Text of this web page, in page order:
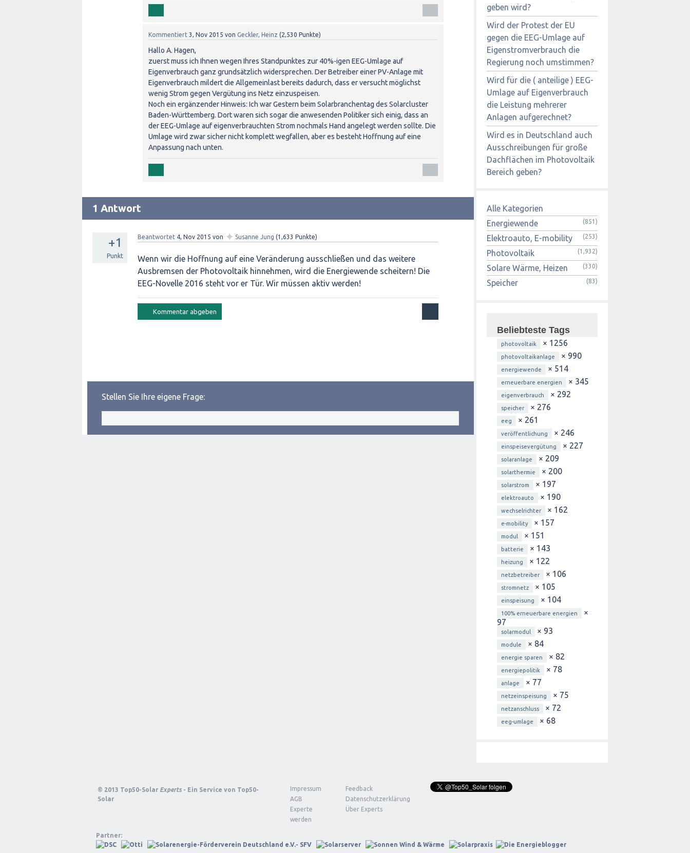
Kommentiert 3, Nov 2015 von Geckler, Heinz (2,530 Punkte)
Hallo A. Hagen,
zuerst muss ich Ihnen wegen Ihres Standpunktes zur 40%-igen EEG-Umlage auf
Eigenverbrauch ganz grundsätzlich widersprechen. Der Betreiber einer PV-Anlage mit
Eigenverbrauch mildert die Allgemeinlast bereits dadurch, dass er versucht möglichst
wenig Strom gegen Vergütung ins Netz einzuspeisen.
Noch ein ergänzender Hinweis: Ich war Gestern beim Solarbranchentag des Solarcluster
Baden-Württemberg. Dort waren sich sogar die anwesenden Politiker sich einig, dass an
der EEG-Umlage auf eigenverbrauchten Strom nochmals Hand angelegt werden sollte. Die
Umlage wird zwar sicher nicht komplett wegfallen, aber es besteht Hoffnung auf eine
Anpassung nach unten.
1 Antwort
+1
Punkt
Beantwortet 4, Nov 2015 von ✦ Susanne Jung (1,633 Punkte)
Wenn wir die Hoffnung auf eine Veränderung ausschließen und das weitere
Ausbremsen der Photovoltaik hinnehmen, wird die Energiewende scheitern! Die
EEG-Novelle 2016 steht vor er Tür. Wir müssen aktiv werden!
Stellen Sie Ihre eigene Frage:
geben wird?
Wird der Protest der EU
gegen die EEG-Umlage auf
Eigenstromverbrauch die
Regierung noch umstimmen?
Wird für die ( anteilige ) EEG-
Umlage auf Eigenverbrauch
die Leistung mehrerer
Anlagen aufgerechnet?
Wird es in Deutschland auch
Ausschreibungen für große
Dachflächen im Photovoltaik
Bereich geben?
Alle Kategorien
Energiewende
(851)
Elektroauto, E-mobility (253)
Photovoltaik (1,932)
Solare Wärme, Heizen (330)
Speicher (83)
Beliebteste Tags
photovoltaik × 1256
photovoltaikanlage × 990
energiewende × 514
erneuerbare energien × 345
eigenverbrauch × 292
speicher × 276
eeg × 261
veröffentlichung × 246
einspeisevergütung × 227
solaranlage × 209
solarthermie × 200
solarstrom × 197
elektroauto × 190
wechselrichter × 162
e-mobility × 157
modul × 151
batterie × 143
heizung × 122
netzbetreiber × 106
stromnetz × 105
einspeisung × 104
100% erneuerbare energien
×
97
solarmodul × 93
module × 84
energie sparen × 82
energiepolitik × 78
anlage × 77
netzeinspeisung × 75
netzanschluss × 72
eeg-umlage × 68
© 2013 Top50-Solar Experts - Ein Service von Top50-
Solar
Impressum
Feedback
AGB
Datenschutzerklärung
Experte
werden
Über Experts
Partner: